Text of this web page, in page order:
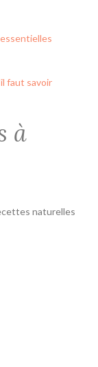
faut savoir
à
naturelles